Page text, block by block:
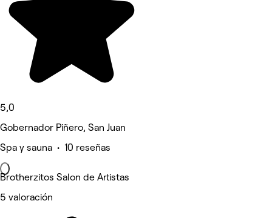
5,0
Gobernador Piñero, San Juan
Spa y sauna • 10 reseñas
Brotherzitos Salon de Artistas
5 valoración